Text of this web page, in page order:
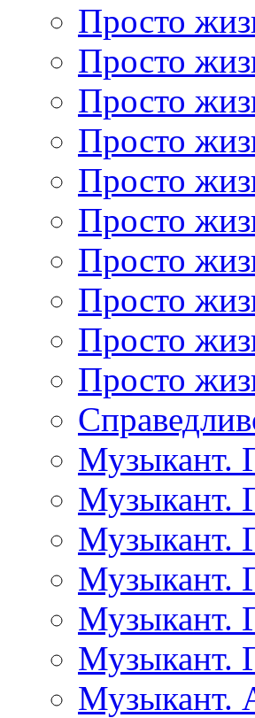
Просто
Просто
Просто
Просто
Просто
Просто
Просто
Просто
Просто
Просто
Музыкант.
Музыкант.
Музыкант.
Музыкант.
Музыкант.
Музыкант.
Музыкант.